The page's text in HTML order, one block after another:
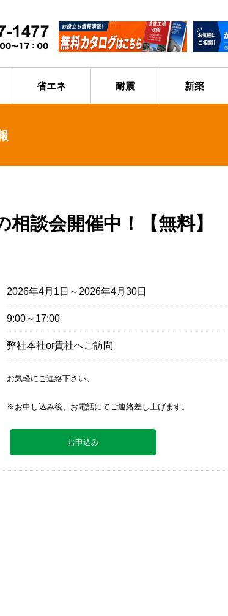
省エネ 耐震 新築
談会開催中！【無料】
2026年4月1日～2026年4月30日
9:00～17:00
弊社本社or貴社へご訪問
お気軽にご連絡下さい。
※お申し込み後、お電話にてご連絡差し上げます。
お申込み